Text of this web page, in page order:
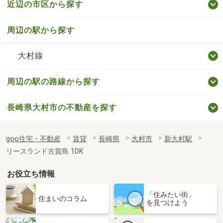
近辺の市区から探す
周辺の駅から探す
大村線
周辺の駅の路線から探す
長崎県大村市の不動産を探す
goo住宅・不動産 賃貸 長崎県 大村市
新大村駅
リースランド古賀島 1DK
お役立ち情報
住まいのコラム
「住みたい街」
を見つけよう